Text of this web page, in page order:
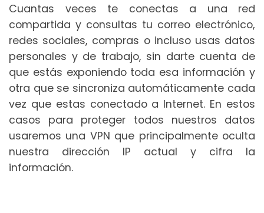
Cuantas veces te conectas a una red
compartida y consultas tu correo electrónico,
redes sociales, compras o incluso usas datos
personales y de trabajo, sin darte cuenta de
que estás exponiendo toda esa información y
otra que se sincroniza automáticamente cada
vez que estas conectado a Internet. En estos
casos para proteger todos nuestros datos
usaremos una VPN que principalmente oculta
nuestra dirección IP actual y cifra la
información.